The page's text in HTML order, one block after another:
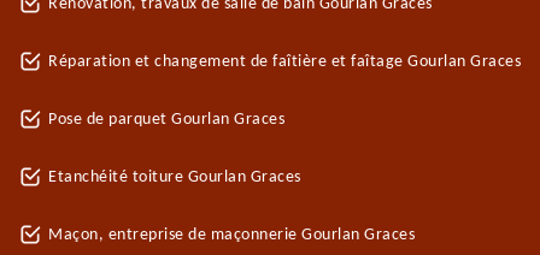
Rénovation, travaux de salle de bain Gourlan Graces
Réparation et changement de faîtière et faîtage Gourlan Graces
Pose de parquet Gourlan Graces
Etanchéité toiture Gourlan Graces
Maçon, entreprise de maçonnerie Gourlan Graces